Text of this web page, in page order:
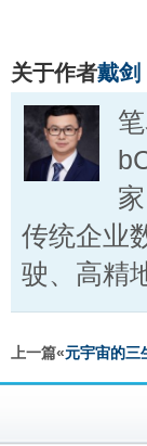
关于作者戴剑
传统企业
驶、高精
上一篇«元宇宙的三